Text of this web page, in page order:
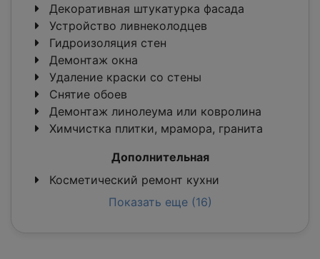
Декоративная штукатурка фасада
Устройство ливнеколодцев
Гидроизоляция стен
Демонтаж окна
Удаление краски со стены
Снятие обоев
Демонтаж линолеума или ковролина
Химчистка плитки, мрамора, гранита
Дополнительная
Косметический ремонт кухни
Показать еще (16)